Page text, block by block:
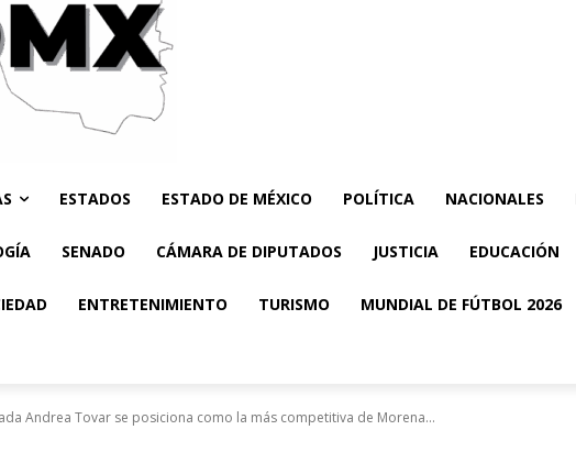
ESTADOS ESTADO DE MÉXICO POLÍTICA NACIONALES
SENADO CÁMARA DE DIPUTADOS JUSTICIA EDUCACIÓN
ENTRETENIMIENTO TURISMO MUNDIAL DE FÚTBOL 2026
Andrea Tovar se posiciona como la más competitiva de Morena...